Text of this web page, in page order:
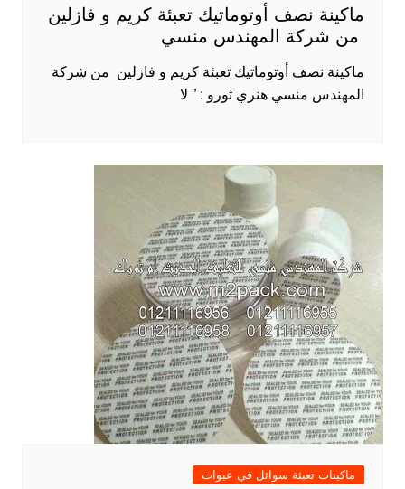
ماكينة نصف أوتوماتيك تعبئة كريم و فازلين
من شركة المهندس منسي
ماكينة نصف أوتوماتيك تعبئة كريم و فازلين من شركة
المهندس منسي هنري ثورو : ” لا
ماكينات تعبئة سوائل في عبوات